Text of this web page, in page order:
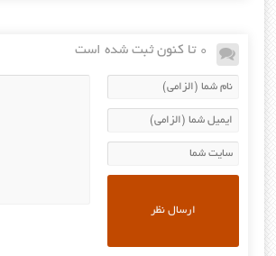
0 تا کنون ثبت شده است